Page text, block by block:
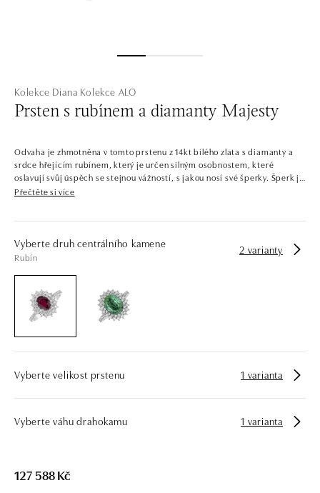
Kolekce Diana Kolekce ALO
Prsten s rubínem a diamanty Majesty
Odvaha je zhmotněna v tomto prstenu z 14kt bílého zlata s diamanty a
srdce hřejícím rubínem, který je určen silným osobnostem, které
oslavují svůj úspěch se stejnou vážností, s jakou nosí své šperky. Šperk je
součástí kolekce Diana.
lemováním. Kontrastní barvy drahokamů v kombinaci s pečlivě
zvolenými odstíny zlata dávají vzniknout šperkům, jaké byste našli i v
Společnost ALO diamonds vyrábí v Čechách šperky z diamantů a
drahých kamenů už téměř 30 let. Každý šperk je tak originál a je také
opatřen certifikátem pravosti a dodán v luxusním balení. Ať už vybíráte
Přečtěte si více
Vyberte druh centrálního kamene
Rubín
2 varianty
Vyberte velikost prstenu 1 varianta
Vyberte váhu drahokamu 1 varianta
127 588 Kč